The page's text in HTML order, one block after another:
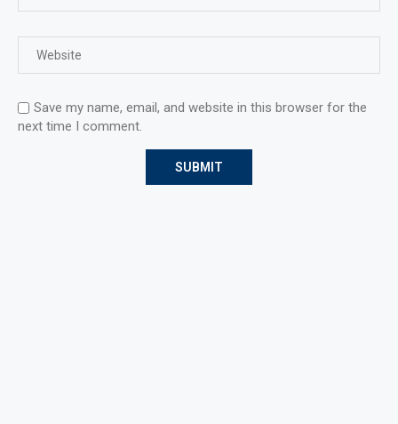
Save my name, email, and website in this browser for the
next time I comment.